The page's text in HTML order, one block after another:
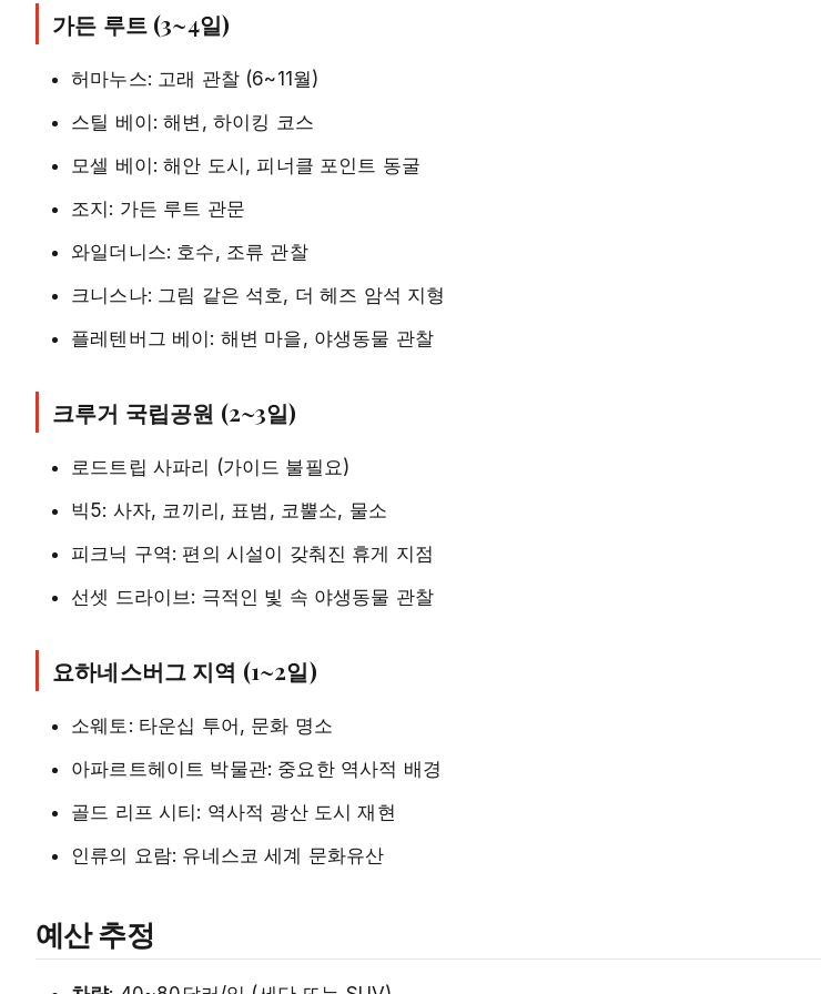
가든 루트 (3~4일)
허마누스: 고래 관찰 (6~11월)
스틸 베이: 해변, 하이킹 코스
모셀 베이: 해안 도시, 피너클 포인트 동굴
조지: 가든 루트 관문
와일더니스: 호수, 조류 관찰
크니스나: 그림 같은 석호, 더 헤즈 암석 지형
플레텐버그 베이: 해변 마을, 야생동물 관찰
크루거 국립공원 (2~3일)
로드트립 사파리 (가이드 불필요)
빅5: 사자, 코끼리, 표범, 코뿔소, 물소
피크닉 구역: 편의 시설이 갖춰진 휴게 지점
선셋 드라이브: 극적인 빛 속 야생동물 관찰
요하네스버그 지역 (1~2일)
소웨토: 타운십 투어, 문화 명소
아파르트헤이트 박물관: 중요한 역사적 배경
골드 리프 시티: 역사적 광산 도시 재현
인류의 요람: 유네스코 세계 문화유산
예산 추정